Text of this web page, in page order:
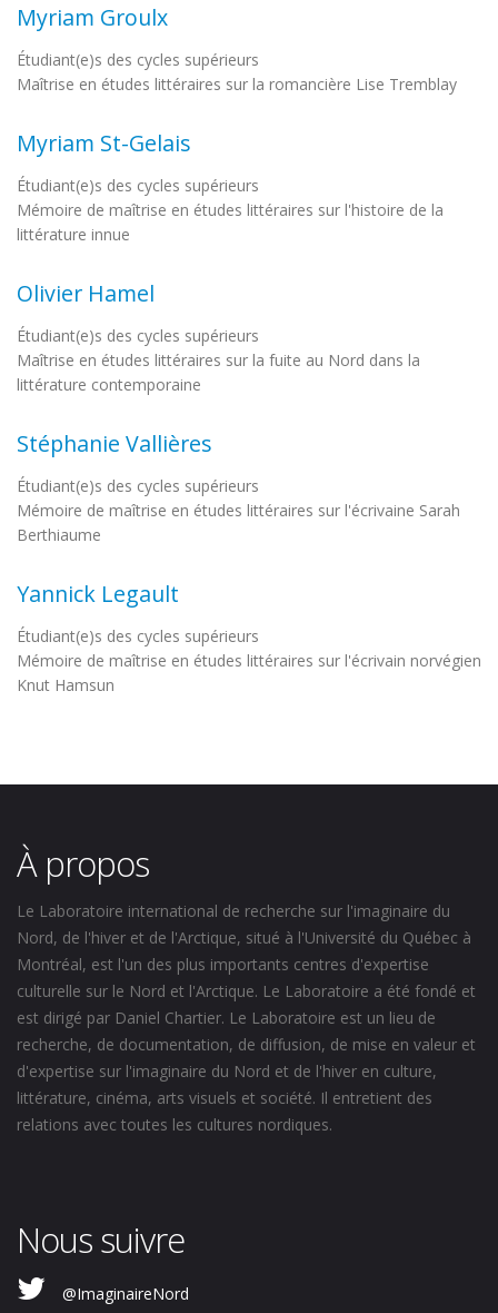
Myriam Groulx
Étudiant(e)s des cycles supérieurs
Maîtrise en études littéraires sur la romancière Lise Tremblay
Myriam St-Gelais
Étudiant(e)s des cycles supérieurs
Mémoire de maîtrise en études littéraires sur l'histoire de la
littérature innue
Olivier Hamel
Étudiant(e)s des cycles supérieurs
Maîtrise en études littéraires sur la fuite au Nord dans la
littérature contemporaine
Stéphanie Vallières
Étudiant(e)s des cycles supérieurs
Mémoire de maîtrise en études littéraires sur l'écrivaine Sarah
Berthiaume
Yannick Legault
Étudiant(e)s des cycles supérieurs
Mémoire de maîtrise en études littéraires sur l'écrivain norvégien
Knut Hamsun
À propos
Le Laboratoire international de recherche sur l'imaginaire du
Nord, de l'hiver et de l'Arctique, situé à l'Université du Québec à
Montréal, est l'un des plus importants centres d'expertise
culturelle sur le Nord et l'Arctique. Le Laboratoire a été fondé et
est dirigé par Daniel Chartier. Le Laboratoire est un lieu de
recherche, de documentation, de diffusion, de mise en valeur et
d'expertise sur l'imaginaire du Nord et de l'hiver en culture,
littérature, cinéma, arts visuels et société. Il entretient des
relations avec toutes les cultures nordiques.
Nous suivre
@ImaginaireNord